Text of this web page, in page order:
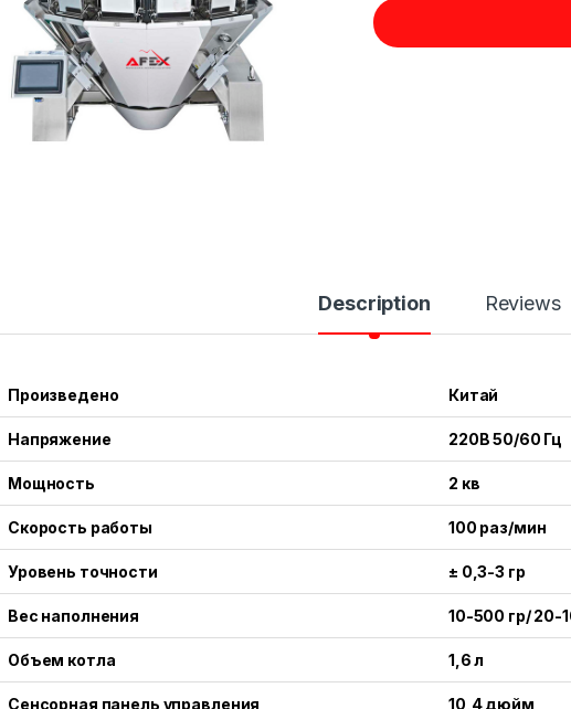
Description Reviews
Произведено Китай
Напряжение 220В 50/60 Гц
Мощность 2 кв
Скорость работы 100 раз/мин
Уровень точности ± 0,3-3 гр
Вес наполнения 10-500 гр/ 20-
Объем котла 1,6 л
Сенсорная панель управления 10,4 дюйм